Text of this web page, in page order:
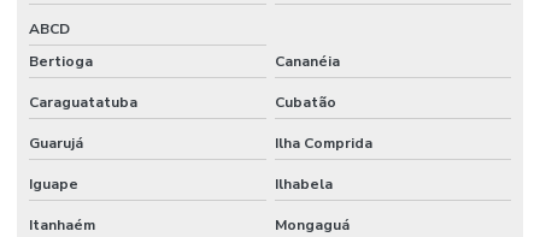
ABCD
Bertioga
Cananéia
Caraguatatuba Cubatão
Guarujá Ilha Comprida
Iguape Ilhabela
Itanhaém Mongaguá